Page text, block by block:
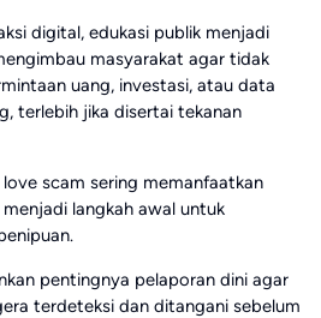
digital, edukasi publik menjadi
masyarakat agar tidak
uang, investasi, atau data
terlebih jika disertai tekanan
scam sering memanfaatkan
langkah awal untuk
pentingnya pelaporan dini agar
terdeteksi dan ditangani sebelum